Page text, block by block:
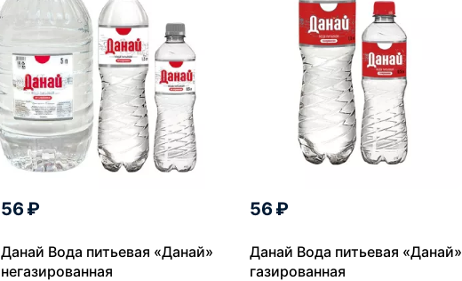
56 ₽
Данай Вода питьевая «Данай»
негазированная
56 ₽
Данай Вода питьевая «Данай»
газированная